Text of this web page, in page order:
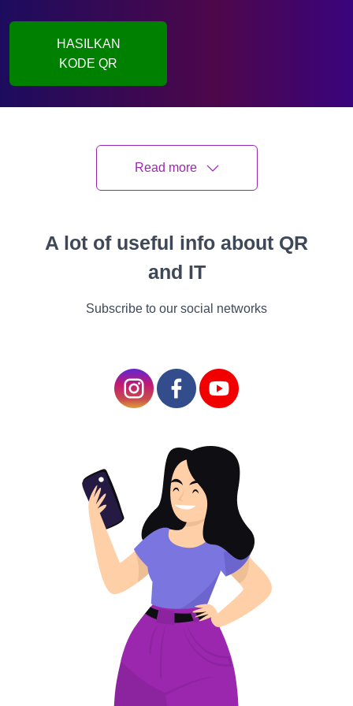
HASILKAN
KODE QR
Ivan Melnychuk
25 June 2026
Semua Instruksi Kasus Fitur Video Kisah Sukses
5 cara menerapkan kode QR untuk kantor pos
Kantor pos sangat populer di kalangan
pengunjung. Ini karena mereka mengumpulkan
, mengolah, dan mengeluarkan berbagai
kiriman pos, serta menawarkan layanan
tambahan bagi pelanggan, seperti membeli
stempel suvenir atau mentransfer uang kepada
orang tersayang.
para pemilik perusahaan semacam
itu tertarik untuk meningkatkan kualitas layanan
yang diberikan.
Lagi pula, jika pelanggan puas,
Read more
A lot of useful info about QR
and IT
Subscribe to our social networks